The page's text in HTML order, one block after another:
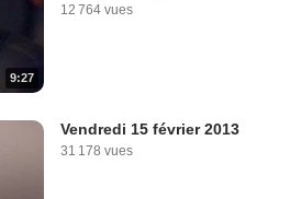
9:27
12 764 vues
Vendredi 15 février 2013
31 178 vues